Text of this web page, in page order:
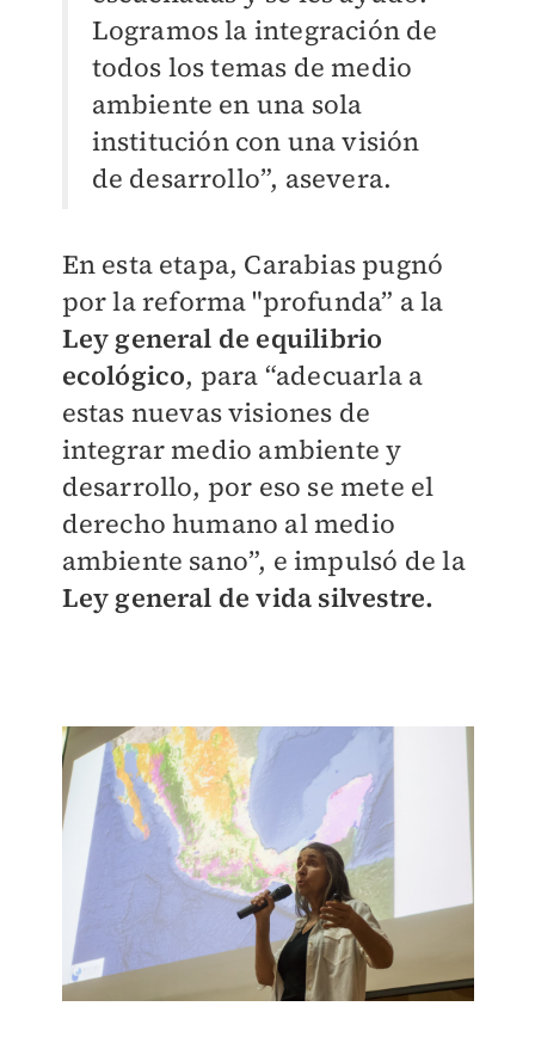
Logramos la integración de
todos los temas de medio
ambiente en una sola
institución con una visión
de desarrollo”, asevera.
En esta etapa, Carabias pugnó
por la reforma "profunda” a la
Ley general de equilibrio
ecológico, para “adecuarla a
estas nuevas visiones de
integrar medio ambiente y
desarrollo, por eso se mete el
derecho humano al medio
ambiente sano”, e impulsó de la
Ley general de vida silvestre.